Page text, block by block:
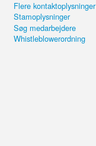
Flere kontaktoplysninger
Stamoplysninger
Søg medarbejdere
Whistleblowerordning